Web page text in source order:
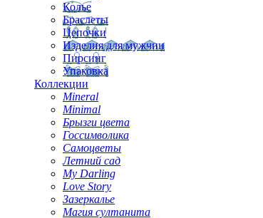
Колье
Браслеты
Цепочки
Изделия для мужчин
Пирсинг
Упаковка
Коллекции
Mineral
Minimal
Брызги цвета
Госсимволика
Самоцветы
Летний сад
My Darling
Love Story
Зазеркалье
Магия султанита